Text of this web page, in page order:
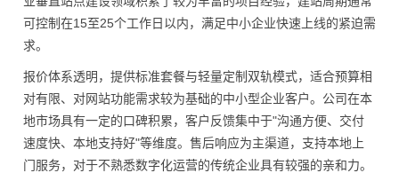
可控制在15至25个工作日以内，满足中小企业快速上线的紧迫需
求。
报价体系透明，提供标准套餐与轻量定制双轨模式，适合预算相
对有限、对网站功能需求较为基础的中小型企业客户。公司在本
地市场具有一定的口碑积累，客户反馈集中于"沟通方便、交付
速度快、本地支持好"等维度。售后响应为主渠道，支持本地上
门服务，对于不熟悉数字化运营的传统企业具有较强的亲和力。